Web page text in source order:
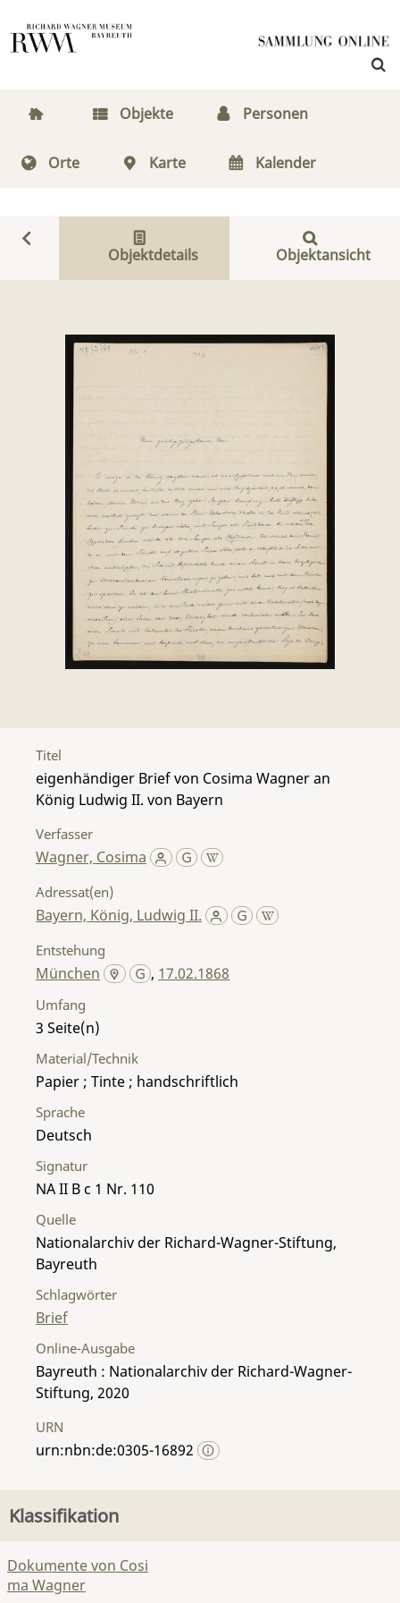
Objekte Personen
Orte Karte Kalender
Objektdetails Objektansicht
Titel
eigenhändiger Brief von Cosima Wagner an
König Ludwig II. von Bayern
Verfasser
Wagner, Cosima
Adressat(en)
Bayern, König, Ludwig II.
Entstehung
München , 17.02.1868
Umfang
3
Material/Technik
Papier ; Tinte ; handschriftlich
Sprache
Deutsch
Signatur
NA II B c 1 Nr. 110
Quelle
Nationalarchiv der Richard-Wagner-Stiftung,
Bayreuth
Schlagwörter
Brief
Online-Ausgabe
Bayreuth : Nationalarchiv der Richard-Wagner-
Stiftung, 2020
URN
urn:nbn:de:0305-16892
Klassifikation
Dokumente von Cosi
ma Wagner